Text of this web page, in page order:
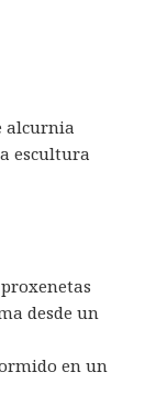
alcurnia
escultura
desde un
en un